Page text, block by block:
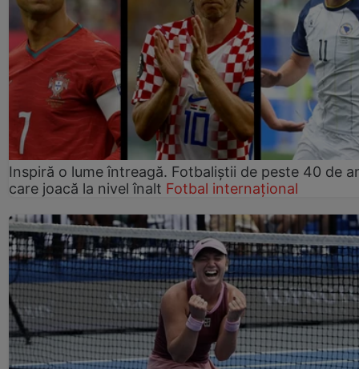
Inspiră o lume întreagă. Fotbaliștii de peste 40 de
care joacă la nivel înalt Fotbal internațional